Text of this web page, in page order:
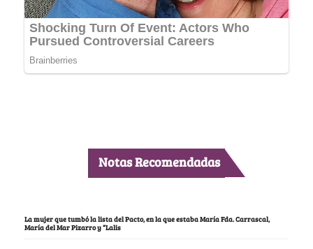
Notas Recomendadas
La mujer que tumbó la lista del Pacto, en la que estaba María Fda. Carrascal,
María del Mar Pizarro y “Lalis